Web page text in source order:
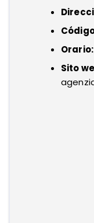
Orario:
Sito